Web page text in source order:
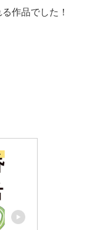
作品でした！